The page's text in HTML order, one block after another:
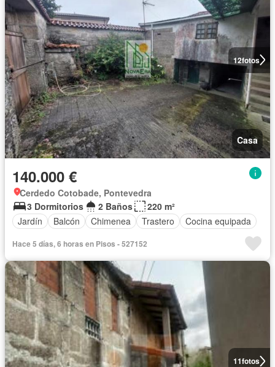
12fotos
Casa
140.000 €
Cerdedo Cotobade, Pontevedra
3 Dormitorios
2 Baños
220 m²
Jardín
Balcón Chimenea Trastero Cocina equipada
Hace 5 días, 6 horas en Pisos - 527152
11fotos